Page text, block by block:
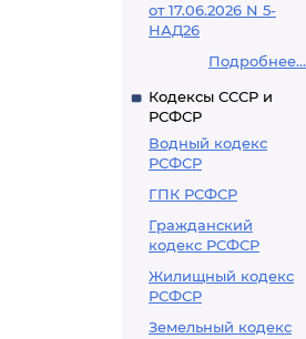
от 17.06.2026 N 5-
НАД26
Подробнее...
Кодексы СССР и
РСФСР
Водный кодекс
РСФСР
ГПК РСФСР
Гражданский
кодекс РСФСР
Жилищный кодекс
РСФСР
Земельный кодекс